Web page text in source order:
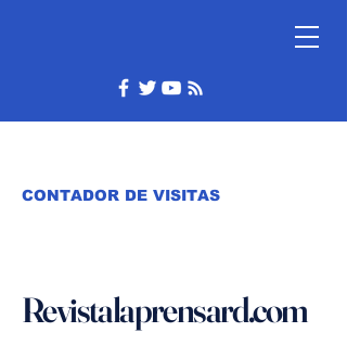
CONTADOR DE VISITAS
Revistalaprensard.com